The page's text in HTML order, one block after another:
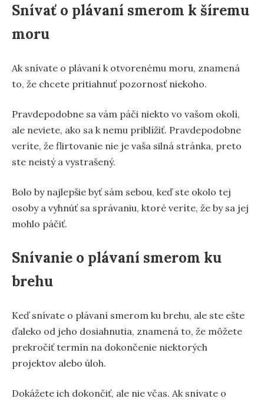
Snívať o plávaní smerom k šíremu
moru
Ak snívate o plávaní k otvorenému moru, znamená
to, že chcete pritiahnuť pozornosť niekoho.
Pravdepodobne sa vám páči niekto vo vašom okolí,
ale neviete, ako sa k nemu priblížiť. Pravdepodobne
veríte, že flirtovanie nie je vaša silná stránka, preto
ste neistý a vystrašený.
Bolo by najlepšie byť sám sebou, keď ste okolo tej
osoby a vyhnúť sa správaniu, ktoré veríte, že by sa jej
mohlo páčiť.
Snívanie o plávaní smerom ku
brehu
Keď snívate o plávaní smerom ku brehu, ale ste ešte
ďaleko od jeho dosiahnutia, znamená to, že môžete
prekročiť termín na dokončenie niektorých
projektov alebo úloh.
Dokážete ich dokončiť, ale nie včas. Ak snívate o